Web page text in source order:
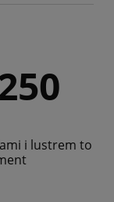
i lustrem to